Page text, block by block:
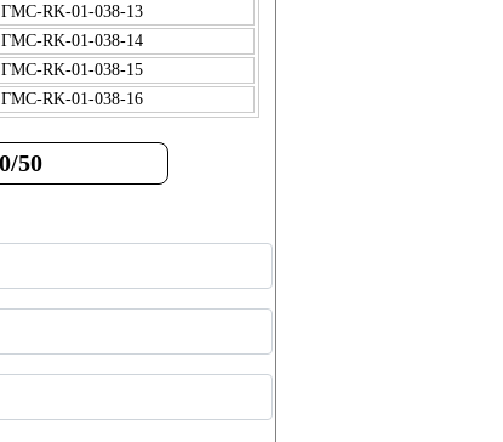
ГМС-RK-01-038-13
ГМС-RK-01-038-14
ГМС-RK-01-038-15
ГМС-RK-01-038-16
50